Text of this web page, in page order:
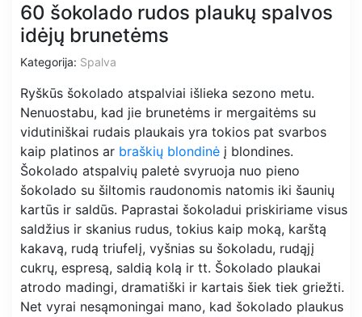
60 šokolado rudos plaukų spalvos
idėjų brunetėms
Kategorija: Spalva
Ryškūs šokolado atspalviai išlieka sezono metu.
Nenuostabu, kad jie brunetėms ir mergaitėms su
vidutiniškai rudais plaukais yra tokios pat svarbos
kaip platinos ar braškių blondinė į blondines.
Šokolado atspalvių paletė svyruoja nuo pieno
šokolado su šiltomis raudonomis natomis iki šaunių
kartūs ir saldūs. Paprastai šokoladui priskiriame visus
saldžius ir skanius rudus, tokius kaip moką, karštą
kakavą, rudą triufelį, vyšnias su šokoladu, rudąjį
cukrų, espresą, saldią kolą ir tt. Šokolado plaukai
atrodo madingi, dramatiški ir kartais šiek tiek griežti.
Net vyrai nesąmoningai mano, kad šokolado plaukus